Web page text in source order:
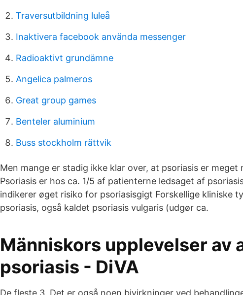
Traversutbildning luleå
Inaktivera facebook använda messenger
Radioaktivt grundämne
Angelica palmeros
Great group games
Benteler aluminium
Buss stockholm rättvik
Men mange er stadig ikke klar over, at psoriasis er meget
Psoriasis er hos ca. 1/5 af patienterne ledsaget af
indikerer øget risiko for psoriasisgigt Forskellige kliniske
psoriasis, også kaldet psoriasis vulgaris (udgør ca.
Människors upplevelser av
psoriasis - DiVA
De fleste 3. Det er også noen bivirkninger ved